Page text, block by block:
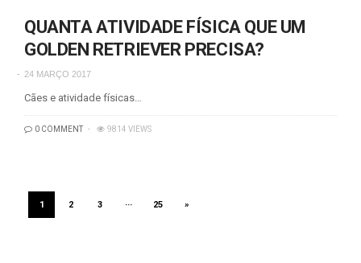
QUANTA ATIVIDADE FÍSICA QUE UM
GOLDEN RETRIEVER PRECISA?
24 MARÇO 2017
Cães e atividade físicas…
0 COMMENT 9814 VIEWS
1 2 3 ··· 25 »